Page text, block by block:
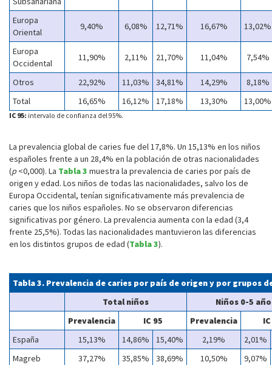
Europa
Oriental
9,40% 6,08% 12,71% 16,67% 13,02%
Europa
Occidental
11,90% 2,11% 21,70% 11,04% 7,54%
Otros 22,92% 11,03% 34,81% 14,29%
8,18%
Total
16,65% 16,12% 17,18% 13,30% 13,00%
IC 95: intervalo de confianza del 95%.
La prevalencia global de caries fue del 17,8%. Un 15,13% en los niños
españoles frente a un 28,4% en la población de otras nacionalidades
(p <0,000). La Tabla 3 muestra la prevalencia de caries por país de
origen y edad. Los niños de todas las nacionalidades, salvo los de
Europa Occidental, tenían significativamente más prevalencia de
caries que los niños españoles. No se observaron diferencias
significativas por género. La prevalencia aumenta con la edad (3,4
frente 25,5%). Todas las nacionalidades mantuvieron las diferencias
en los distintos grupos de edad (Tabla 3).
Tabla 3. Prevalencia de caries por país de origen y por grupos
Total niños
Niños 0-5
Prevalencia
IC 95 Prevalencia
España
15,13% 14,86% 15,40% 2,19%
2,01%
Magreb
37,27% 35,85% 38,69% 10,50%
9,07%